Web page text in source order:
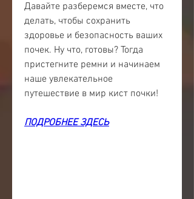
Давайте разберемся вместе, что
делать, чтобы сохранить
здоровье и безопасность ваших
почек. Ну что, готовы? Тогда
пристегните ремни и начинаем
наше увлекательное
путешествие в мир кист почки!
ПОДРОБНЕЕ ЗДЕСЬ